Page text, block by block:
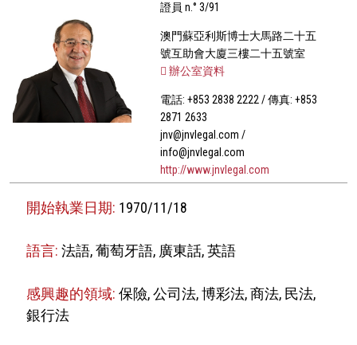
證員 n.° 3/91
澳門蘇亞利斯博士大馬路二十五
號互助會大廈三樓二十五號室
辦公室資料
電話: +853 2838 2222 / 傳真: +853
2871 2633
jnv@jnvlegal.com /
info@jnvlegal.com
http://www.jnvlegal.com
開始執業日期: 1970/11/18
語言:法語, 葡萄牙語, 廣東話, 英語
感興趣的領域:保險, 公司法, 博彩法, 商法, 民法,
銀行法